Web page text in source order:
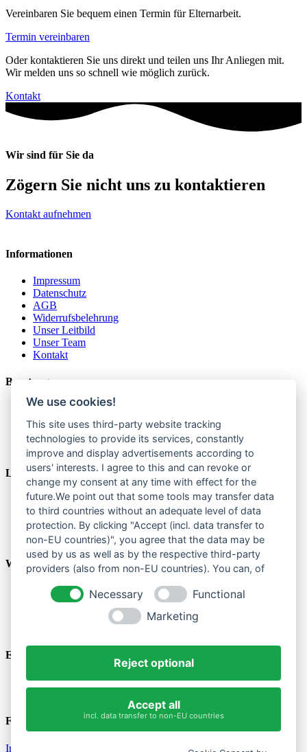
Vereinbaren Sie bequem einen Termin für Elternarbeit.
Termin vereinbaren
Oder kontaktieren Sie uns direkt und teilen uns Ihr Anliegen mit.
Wir melden uns so schnell wie möglich zurück.
Kontakt
Wir sind für Sie da
Zögern Sie nicht uns zu kontaktieren
Kontakt aufnehmen
Informationen
Impressum
Datenschutz
AGB
Widerrufsbelehrung
Unser Leitbild
Unser Team
Kontakt
Beratung
Familien- und Lebensberatung
Elternarbeit
Psychotherapie
Gruppenberatung
Leistungen
Hilfe zur Erziehung
Schulbegleitung
Begleiteter Umgang
Pflegekinderhilfe
Wissenswertes
Webinare
Einblicke
Fotos
Folgen Sie uns
Instagram
We use cookies!
This site uses third-party website tracking
technologies to provide its services, constantly
improve and display advertisements according to
users' interests. I agree to this and can revoke or
change my consent at any time with effect for the
future.We point out that some tools may transfer data
to third countries without an adequate level of data
protection. By clicking "Accept (incl. data transfer to
non-EU countries)", you agree that the data may be
used by us as well as by the respective third-party
providers (also from non-EU countries). You can, of
Necessary
Functional
Marketing
Reject optional
Accept all
incl. data transfer to non-EU countries